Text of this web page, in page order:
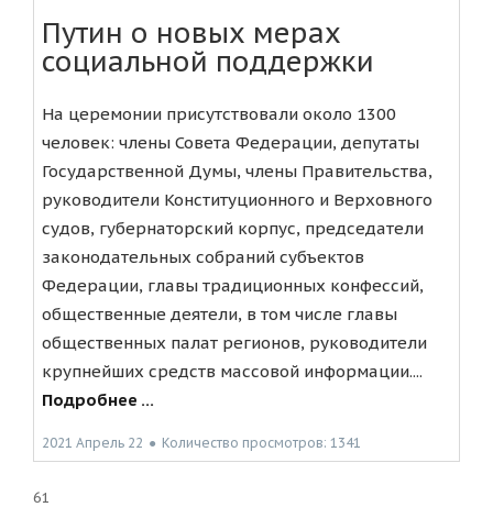
Путин о новых мерах
социальной поддержки
На церемонии присутствовали около 1300
человек: члены Совета Федерации, депутаты
Государственной Думы, члены Правительства,
руководители Конституционного и Верховного
судов, губернаторский корпус, председатели
законодательных собраний субъектов
Федерации, главы традиционных конфессий,
общественные деятели, в том числе главы
общественных палат регионов, руководители
крупнейших средств массовой информации....
Подробнее ...
2021 Апрель 22 ● Количество просмотров: 1341
61